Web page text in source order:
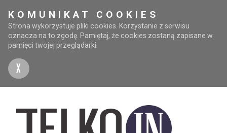
KOMUNIKAT COOKIES
Strona wykorzystuje pliki cookies. Korzystanie z serwisu
oznacza na to zgodę. Pamiętaj, że cookies zostaną zapisane w
pamięci twojej przeglądarki.
X